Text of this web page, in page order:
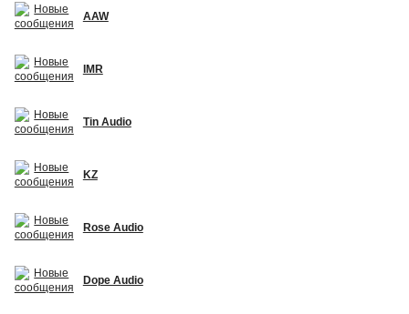
AAW
IMR
Tin Audio
KZ
Rose Audio
Dope Audio